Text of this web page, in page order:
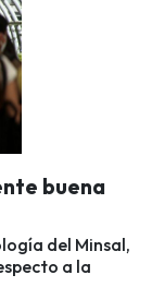
buena
del Minsal,
a la